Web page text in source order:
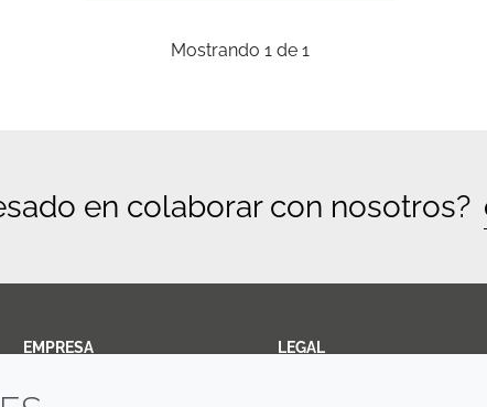
Mostrando 1 de 1
en colaborar con nosotros?
EMPRESA LEGAL